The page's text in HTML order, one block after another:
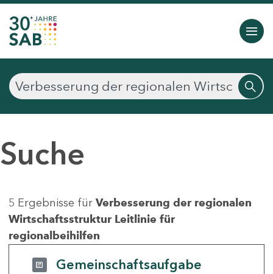
Suche
5 Ergebnisse für Verbesserung der regionalen
Wirtschaftsstruktur Leitlinie für
regionalbeihilfen
Gemeinschaftsaufgabe